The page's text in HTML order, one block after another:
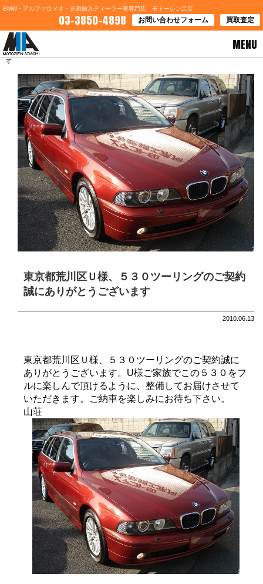
BMW・アルファロメオ・正規輸入ディーラー車専門店 モトーレン足立
03-3850-4898 お問い合わせフォーム 買取査定
MENU
HOME>ブログ一覧
す
東京都荒川区Ｕ様、５３０ツーリングのご契約
誠にありがとうございます
2010.06.13
東京都荒川区Ｕ様、５３０ツーリングのご契約誠に
ありがとうございます。U様ご家族でこの５３０をフ
ルに楽しんで頂けるように、整備してお届けさせて
いただきます。ご納車を楽しみにお待ち下さい。
山荘